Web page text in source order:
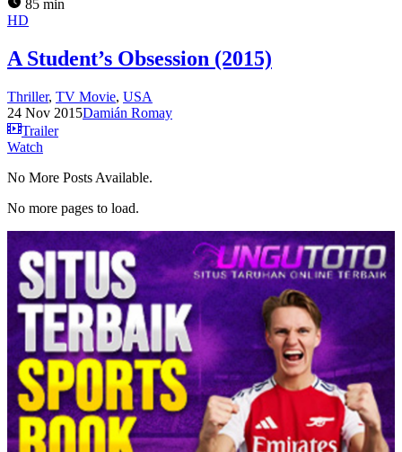
85 min
HD
A Student’s Obsession (2015)
Thriller, TV Movie, USA
24 Nov 2015Damián Romay
Trailer
Watch
No More Posts Available.
No more pages to load.